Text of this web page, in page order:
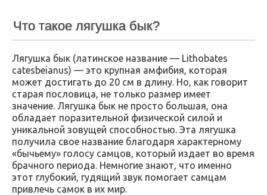
Что такое лягушка бык?
Лягушка бык (латинское название — Lithobates
catesbeianus) — это крупная амфибия, которая
может достигать до 20 см в длину. Но, как говорит
старая пословица, не только размер имеет
значение. Лягушка бык не просто большая, она
обладает поразительной физической силой и
уникальной зовущей способностью. Эта лягушка
получила свое название благодаря характерному
«бычьему» голосу самцов, который издает во время
брачного периода. Немногие знают, что именно
этот глубокий, гудящий звук помогает самцам
привлечь самок в их мир.